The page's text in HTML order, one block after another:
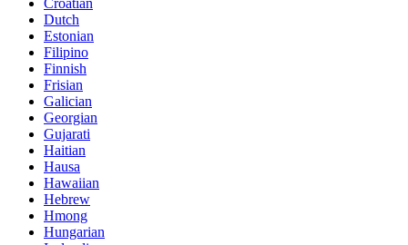
Dutch
Estonian
Filipino
Finnish
Frisian
Galician
Georgian
Gujarati
Haitian
Hausa
Hawaiian
Hebrew
Hmong
Hungarian